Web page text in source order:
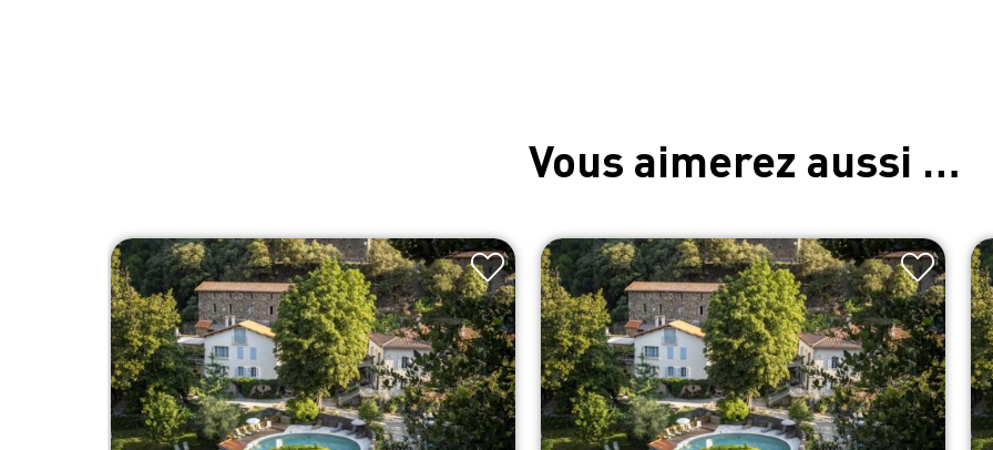
Vous aimerez aussi …